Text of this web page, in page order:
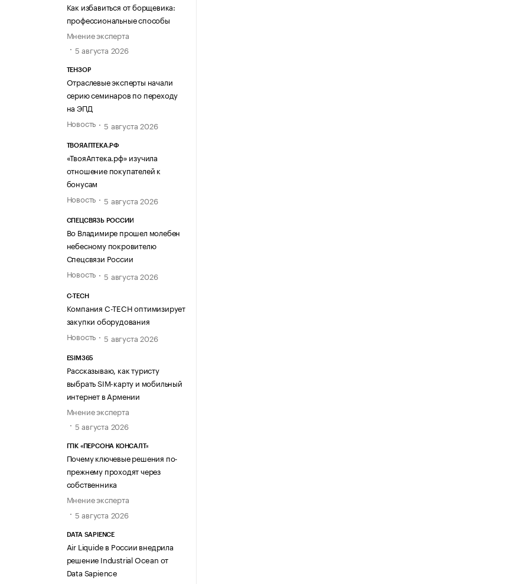
Как избавиться от борщевика:
профессиональные способы
Мнение эксперта
5 августа 2026
ТЕНЗОР
Отраслевые эксперты начали
серию семинаров по переходу
на ЭПД
Новость
5 августа 2026
ТВОЯАПТЕКА.РФ
«ТвояАптека.рф» изучила
отношение покупателей к
бонусам
Новость
5 августа 2026
СПЕЦСВЯЗЬ РОССИИ
Во Владимире прошел молебен
небесному покровителю
Спецсвязи России
Новость
5 августа 2026
C-TECH
Компания C-TECH оптимизирует
закупки оборудования
Новость
5 августа 2026
ESIM365
Рассказываю, как туристу
выбрать SIM-карту и мобильный
интернет в Армении
Мнение эксперта
5 августа 2026
ГПК «ПЕРСОНА КОНСАЛТ»
Почему ключевые решения по-
прежнему проходят через
собственника
Мнение эксперта
5 августа 2026
DATA SAPIENCE
Air Liquide в России внедрила
решение Industrial Ocean от
Data Sapience